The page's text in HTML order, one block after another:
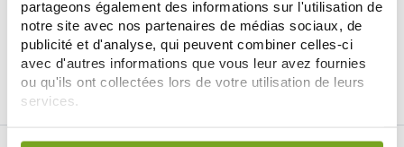
partageons également des informations sur l'utilisation de
notre site avec nos partenaires de médias sociaux, de
publicité et d'analyse, qui peuvent combiner celles-ci
avec d'autres informations que vous leur avez fournies
ou qu'ils ont collectées lors de votre utilisation de leurs
services.
Votre choix de consentement est conservé pendant une
BRONZANTE 9.5G
28,75 €
AJOUTER AU PANIER